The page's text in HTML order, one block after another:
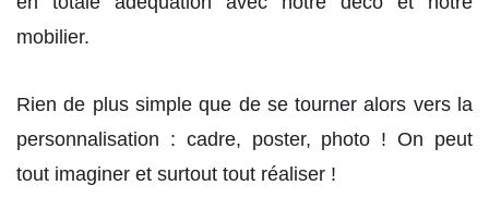
mobilier.
Rien de plus simple que de se tourner alors vers la
personnalisation : cadre, poster, photo ! On peut
tout imaginer et surtout tout réaliser !